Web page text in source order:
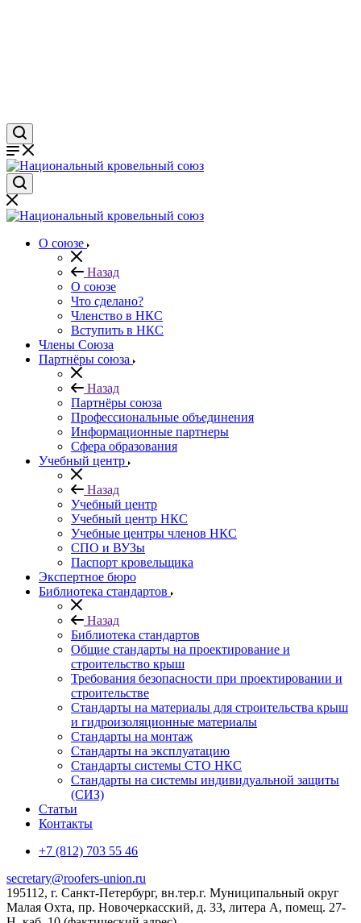
О союзе
Назад
О союзе
Что сделано?
Членство в НКС
Вступить в НКС
Члены Союза
Партнёры союза
Назад
Партнёры союза
Профессиональные объединения
Информационные партнеры
Сфера образования
Учебный центр
Назад
Учебный центр
Учебный центр НКС
Учебные центры членов НКС
СПО и ВУЗы
Паспорт кровельщика
Экспертное бюро
Библиотека стандартов
Назад
Библиотека стандартов
Общие стандарты на проектирование и
строительство крыш
Требования безопасности при проектировании и
строительстве
Стандарты на материалы для строительства крыш
и гидроизоляционные материалы
Стандарты на монтаж
Стандарты на эксплуатацию
Стандарты системы СТО НКС
Стандарты на системы индивидуальной защиты
(СИЗ)
Статьи
Контакты
+7 (812) 703 55 46
secretary@roofers-union.ru
195112, г. Санкт-Петербург, вн.тер.г. Муниципальный округ
Малая Охта, пр. Новочеркасский, д. 33, литера А, помещ. 27-